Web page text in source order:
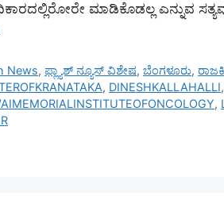
ಮಾಡಿಕೊಡಲ್ಲ ಎನ್ನುವ
News,ಫ್ಲ್ಯಾಶ್ ನ್ಯೂಸ್ ವಿಶೇಷ,ಬೆಂಗಳೂರು,
, DINESHKALLAHALLI,
,